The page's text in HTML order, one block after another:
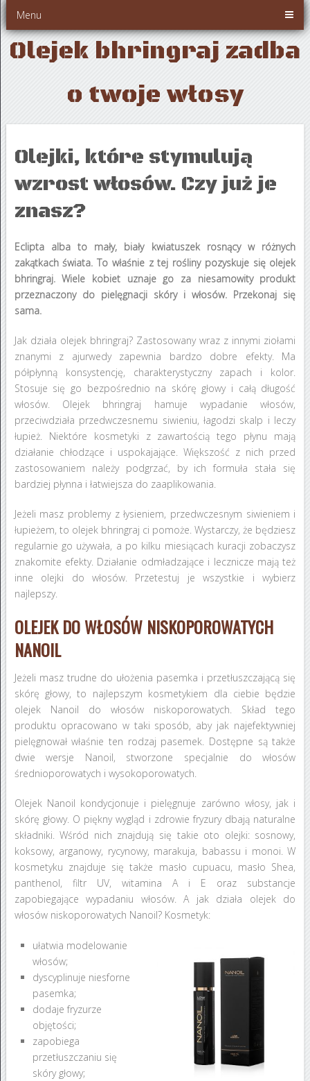
Menu
Olejek bhringraj zadba
o twoje włosy
Olejki, które stymulują
wzrost włosów. Czy już je
znasz?
Eclipta alba to mały, biały kwiatuszek rosnący w różnych
zakątkach świata. To właśnie z tej rośliny pozyskuje się olejek
bhringraj. Wiele kobiet uznaje go za niesamowity produkt
przeznaczony do pielęgnacji skóry i włosów. Przekonaj się
sama.
Jak działa olejek bhringraj? Zastosowany wraz z innymi ziołami
znanymi z ajurwedy zapewnia bardzo dobre efekty. Ma
półpłynną konsystencję, charakterystyczny zapach i kolor.
Stosuje się go bezpośrednio na skórę głowy i całą długość
włosów. Olejek bhringraj hamuje wypadanie włosów,
przeciwdziała przedwczesnemu siwieniu, łagodzi skalp i leczy
łupież. Niektóre kosmetyki z zawartością tego płynu mają
działanie chłodzące i uspokajające. Większość z nich przed
zastosowaniem należy podgrzać, by ich formuła stała się
bardziej płynna i łatwiejsza do zaaplikowania.
Jeżeli masz problemy z łysieniem, przedwczesnym siwieniem i
łupieżem, to olejek bhringraj ci pomoże. Wystarczy, że będziesz
regularnie go używała, a po kilku miesiącach kuracji zobaczysz
znakomite efekty. Działanie odmładzające i lecznicze mają też
inne olejki do włosów. Przetestuj je wszystkie i wybierz
najlepszy.
OLEJEK DO WŁOSÓW NISKOPOROWATYCH
NANOIL
Jeżeli masz trudne do ułożenia pasemka i przetłuszczającą się
skórę głowy, to najlepszym kosmetykiem dla ciebie będzie
olejek Nanoil do włosów niskoporowatych. Skład tego
produktu opracowano w taki sposób, aby jak najefektywniej
pielęgnował właśnie ten rodzaj pasemek. Dostępne są także
dwie wersje Nanoil, stworzone specjalnie do włosów
średnioporowatych i wysokoporowatych.
Olejek Nanoil kondycjonuje i pielęgnuje zarówno włosy, jak i
skórę głowy. O piękny wygląd i zdrowie fryzury dbają naturalne
składniki. Wśród nich znajdują się takie oto olejki: sosnowy,
koksowy, arganowy, rycynowy, marakuja, babassu i monoi. W
kosmetyku znajduje się także masło cupuacu, masło Shea,
panthenol, filtr UV, witamina A i E oraz substancje
zapobiegające wypadaniu włosów. A jak działa olejek do
włosów niskoporowatych Nanoil? Kosmetyk:
ułatwia modelowanie
włosów;
dyscyplinuje niesforne
pasemka;
dodaje fryzurze
objętości;
zapobiega
przetłuszczaniu się
skóry głowy;